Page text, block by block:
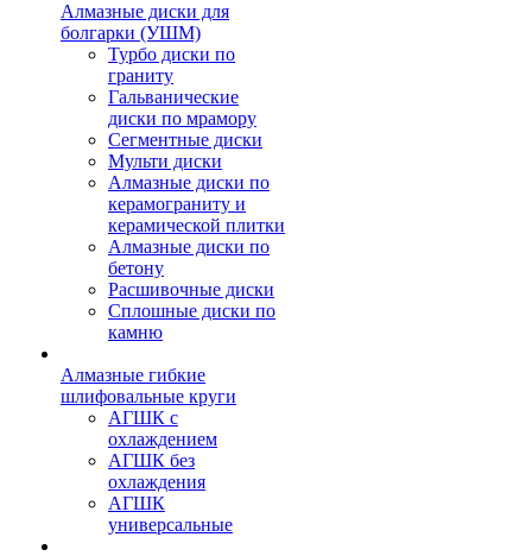
Алмазные диски для
болгарки (УШМ)
Турбо диски по
граниту
Гальванические
диски по мрамору
Сегментные диски
Мульти диски
Алмазные диски по
керамограниту и
керамической плитки
Алмазные диски по
бетону
Расшивочные диски
Сплошные диски по
камню
Алмазные гибкие
шлифовальные круги
АГШК с
охлаждением
АГШК без
охлаждения
АГШК
универсальные